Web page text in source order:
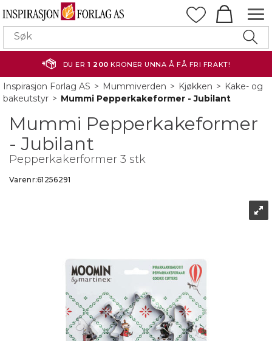
DU ER1 200 KRONER UNNA Å FÅ FRI FRAKT!
Inspirasjon Forlag AS> Mummiverden> Kjøkken> Kake- og
bakeutstyr>Mummi Pepperkakeformer - Jubilant
Mummi Pepperkakeformer
- Jubilant
Pepperkakerformer 3 stk
Varenr:61256291